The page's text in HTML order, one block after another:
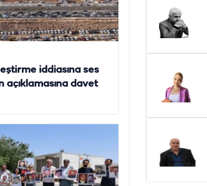
iddiasına ses
açıklamasına davet